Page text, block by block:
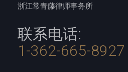
浙江常青藤律师事务所
联系电话:
1-362-665-8927